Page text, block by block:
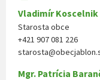
Vladimír Koscelnik
Starosta obce
+421 907 081 226
Mgr. Patrícia